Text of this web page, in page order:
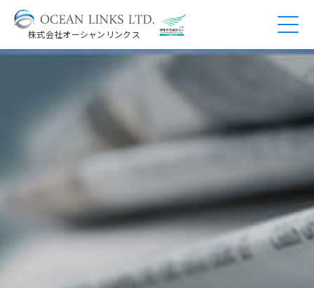
株式会社オーシャンリンクス